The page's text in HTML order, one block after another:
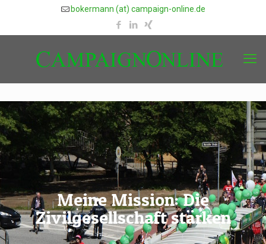
bokermann (at) campaign-online.de
Meine Mission: Die
Zivilgesellschaft stärken